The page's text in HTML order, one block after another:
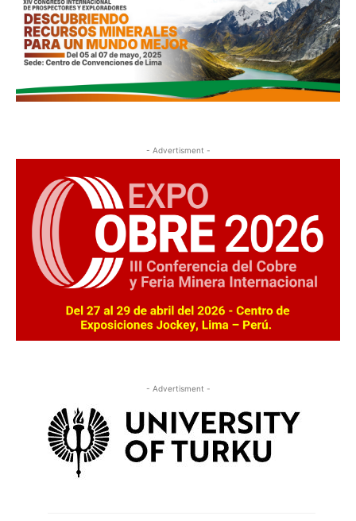
- Advertisment -
- Advertisment -